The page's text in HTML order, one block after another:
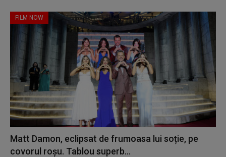
FILM NOW
Matt Damon, eclipsat de frumoasa lui soție, pe
covorul roșu. Tablou superb...